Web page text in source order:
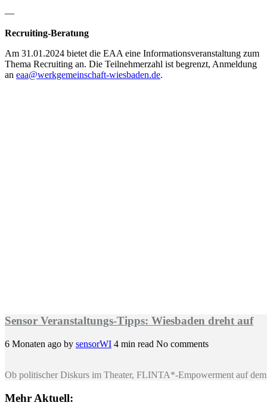
—
Recruiting-Beratung
Am 31.01.2024 bietet die EAA eine Informationsveranstaltung zum
Thema Recruiting an. Die Teilnehmerzahl ist begrenzt, Anmeldung
an eaa@werkgemeinschaft-wiesbaden.de.
Sensor Veranstaltungs-Tipps: Wiesbaden dreht auf
6 Monaten ago by sensorWI 4 min read No comments
Ob politischer Diskurs im Theater, FLINTA*-Empowerment auf
Mehr Aktuell: